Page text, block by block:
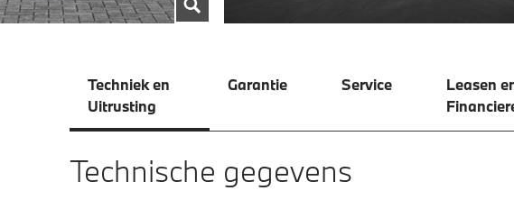
Techniek en
Uitrusting
Garantie Service
Leasen
Technische gegevens